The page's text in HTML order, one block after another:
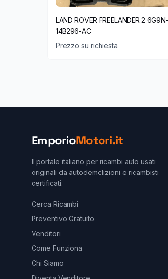
LAND ROVER FREELANDER 2 6G9N-
14B296-AC
Prezzo su richiesta
EmporioMotori.it
Il portale italiano per ricambi auto usati
originali da autodemolizioni e ricambisti
certificati.
Cerca Ricambi
Preventivo Gratuito
Venditori
Come Funziona
Chi Siamo